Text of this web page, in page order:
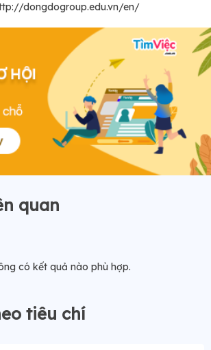
dongdogroup.edu.vn/en/
quan
có kết quả nào phù hợp.
tiêu chí